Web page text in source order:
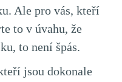
Ale pro vás, kteří
to v úvahu, že
to není špás.
jsou dokonale